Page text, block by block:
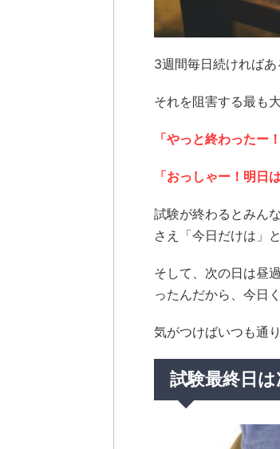
3週間毎日続ければあ
それを阻害する最も
「やっと終わったー
「おっしゃー！明日
試験が終わるとみん
さえ「今日だけは」
そして、次の日は昼
ったんだから、今日
気がつけばいつも通
試験最終日